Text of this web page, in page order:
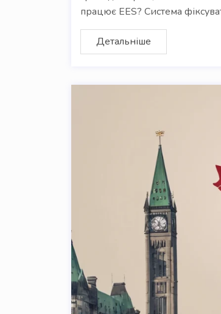
працює EES? Система
Детальніше